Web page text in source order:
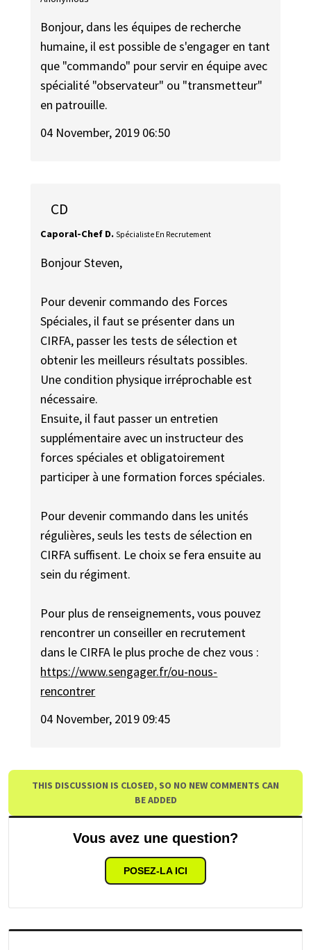
Bonjour, dans les équipes de recherche
humaine, il est possible de s'engager en tant
que "commando" pour servir en équipe avec
spécialité "observateur" ou "transmetteur"
en patrouille.
04 November, 2019 06:50
CD
Caporal-Chef D. Spécialiste En Recrutement
Bonjour Steven,
Pour devenir commando des Forces
Spéciales, il faut se présenter dans un
CIRFA, passer les tests de sélection et
obtenir les meilleurs résultats possibles.
Une condition physique irréprochable est
nécessaire.
Ensuite, il faut passer un entretien
supplémentaire avec un instructeur des
forces spéciales et obligatoirement
participer à une formation forces spéciales.
Pour devenir commando dans les unités
régulières, seuls les tests de sélection en
CIRFA suffisent. Le choix se fera ensuite au
sein du régiment.
Pour plus de renseignements, vous pouvez
rencontrer un conseiller en recrutement
dans le CIRFA le plus proche de chez vous :
https://www.sengager.fr/ou-nous-
rencontrer
04 November, 2019 09:45
THIS DISCUSSION IS CLOSED, SO NO NEW COMMENTS CAN
BE ADDED
Vous avez une question?
POSEZ-LA ICI